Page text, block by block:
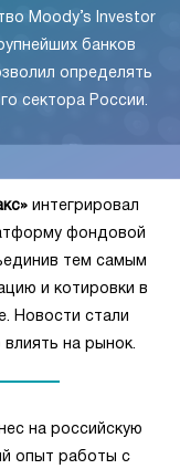
Moody’s Investor
банков
определять
сектора России.
интегрировал
фондовой
тем самым
и котировки в
Новости стали
на рынок.
на российскую
опыт работы с